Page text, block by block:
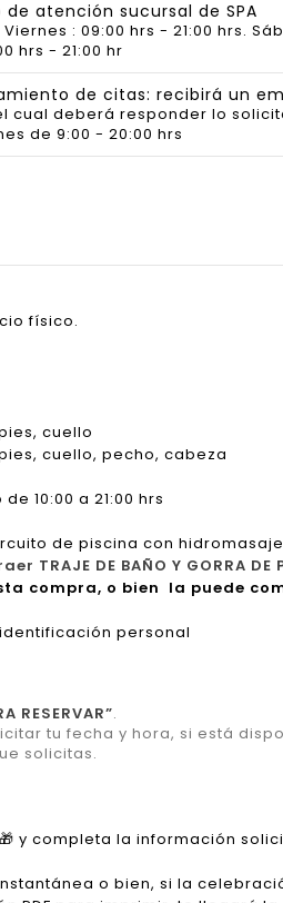
de atención sucursal de SPA
Viernes : 09:00 hrs - 21:00 hrs.
hrs - 21:00 hr
de citas: recibirá un
cual deberá responder lo
de 9:00 - 20:00 hrs
físico.
cuello
cuello, pecho, cabeza
10:00 a 21:00 hrs
de piscina con
TRAJE DE BAÑO Y GORRA DE
compra, o bien la puede
personal
RESERVAR”.
tu fecha y hora, si está
solicitas.
🎁 y completa la información
o bien, si la